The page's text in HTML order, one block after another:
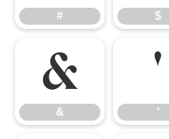
# $
&
&
'
'